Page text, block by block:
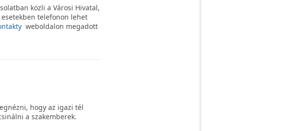
közli a Városi Hivatal,
telefonon lehet
weboldalon megadott
hogy az igazi tél
a szakemberek.